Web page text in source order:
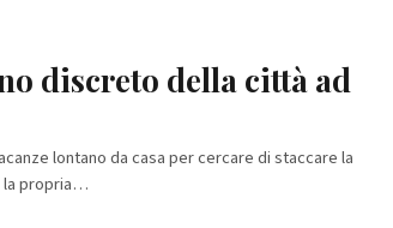
discreto della città ad
lontano da casa per cercare di staccare la
la propria…